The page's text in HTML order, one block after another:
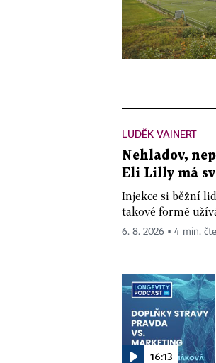
LUDĚK VAINERT
Nehladov,
Eli Lilly má
Injekce si běžní
takové formě
6. 8. 2026 ▪ 4 min.
16:13